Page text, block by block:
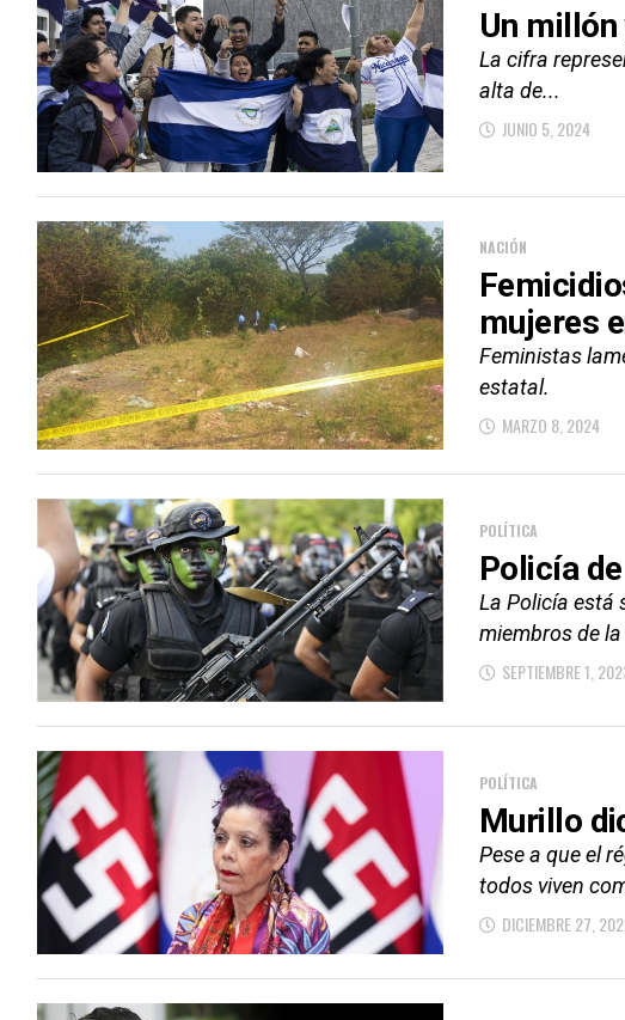
Un
La cifra
alta de...
JUNIO 5, 2024
NACIÓN
mujeres
Feministas
estatal.
MARZO 8, 2024
POLÍTICA
Policía
La Policía está
miembros de
SEPTIEMBRE 1,
POLÍTICA
Murillo
Pese a que el
todos viven
DICIEMBRE 27,